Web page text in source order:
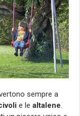
sempre a
e lealtalene.